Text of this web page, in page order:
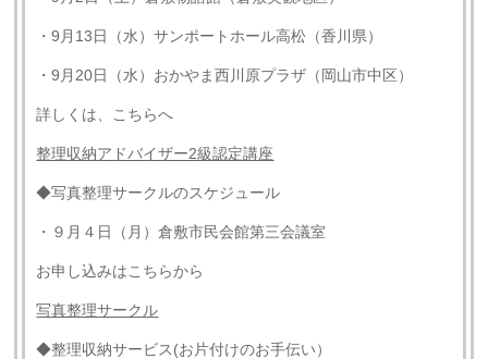
・9月13日（水）サンポートホール高松（香川県）
・9月20日（水）おかやま西川原プラザ（岡山市中区）
詳しくは、こちらへ
整理収納アドバイザー2級認定講座
◆写真整理サークルのスケジュール
・９月４日（月）倉敷市民会館第三会議室
お申し込みはこちらから
写真整理サークル
◆整理収納サービス(お片付けのお手伝い）